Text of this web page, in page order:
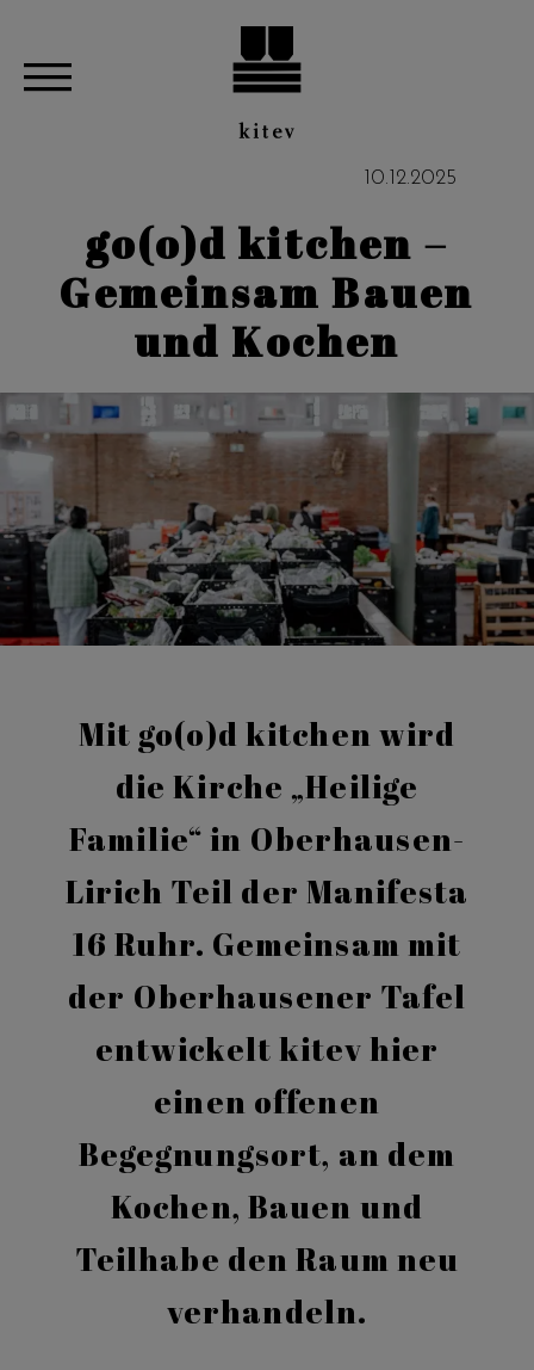
10. 12.2025
go(o)d kitchen –
Gemeinsam Bauen
und Kochen
Mit go(o)d kitchen wird
die Kirche „Heilige
Familie“ in Oberhausen-
Lirich Teil der Manifesta
16 Ruhr. Gemeinsam mit
der Oberhausener Tafel
entwickelt kitev hier
einen offenen
Begegnungsort, an dem
Kochen, Bauen und
Teilhabe den Raum neu
verhandeln.